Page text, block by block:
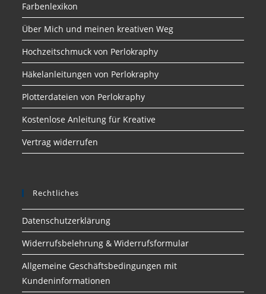
Farbenlexikon
Über Mich und meinen kreativen Weg
Hochzeitschmuck von Perlokraphy
Häkelanleitungen von Perlokraphy
Plotterdateien von Perlokraphy
Kostenlose Anleitung für Kreative
Vertrag widerrufen
Rechtliches
Datenschutzerklärung
Widerrufsbelehrung & Widerrufsformular
Allgemeine Geschäftsbedingungen mit
Kundeninformationen